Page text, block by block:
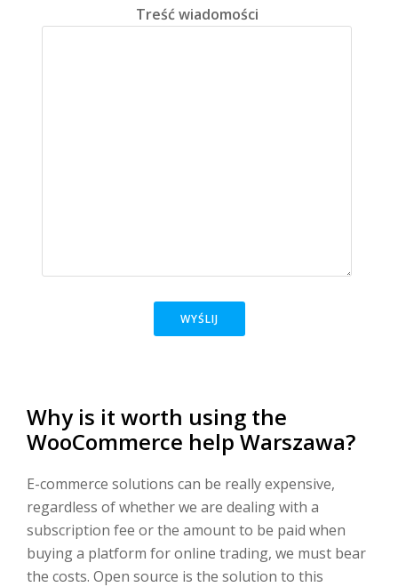
Treść wiadomości
Why is it worth using the
WooCommerce help Warszawa?
E-commerce solutions can be really expensive,
regardless of whether we are dealing with a
subscription fee or the amount to be paid when
buying a platform for online trading, we must bear
the costs. Open source is the solution to this